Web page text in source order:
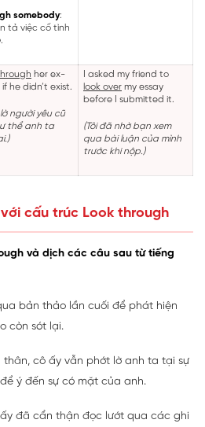
somebody:
tả việc cố tình
her ex-
he didn’t exist.
người yêu cũ
thể anh ta
I asked my friend to
look over my essay
before I submitted it.
(Tôi đã nhờ bạn xem
qua bài luận của mình
trước khi nộp.)
cấu trúc Look through
và dịch các câu sau từ tiếng
bản thảo lần cuối để phát hiện
còn sót lại.
cô ấy vẫn phớt lờ anh ta tại sự
ý đến sự có mặt của anh.
ấy đã cẩn thận đọc lướt qua các ghi